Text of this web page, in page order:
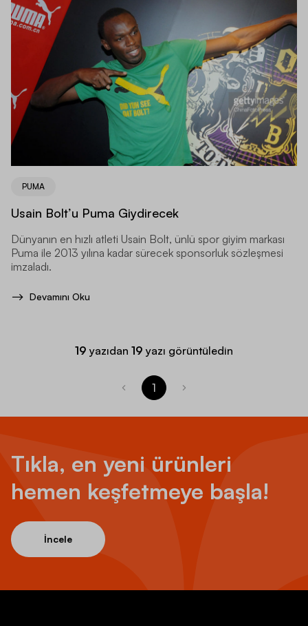
PUMA
Usain Bolt’u Puma Giydirecek
Dünyanın en hızlı atleti Usain Bolt, ünlü spor giyim markası
Puma ile 2013 yılına kadar sürecek sponsorluk sözleşmesi
imzaladı.
Devamını Oku
19 yazıdan 19 yazı görüntüledin
1
Tıkla, en yeni ürünleri
hemen keşfetmeye başla!
İncele